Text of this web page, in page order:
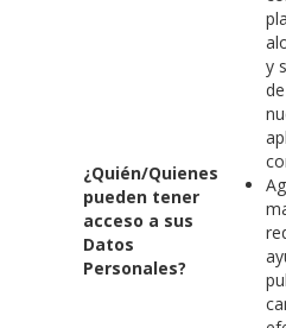
¿Quién/Quienes
pueden tener
acceso a sus
Datos
Personales?
y